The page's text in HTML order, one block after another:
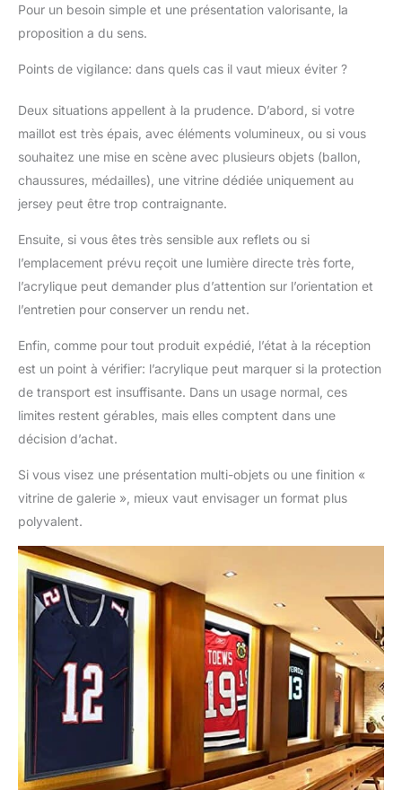
Pour un besoin simple et une présentation valorisante, la
proposition a du sens.
Points de vigilance: dans quels cas il vaut mieux éviter ?
Deux situations appellent à la prudence. D’abord, si votre
maillot est très épais, avec éléments volumineux, ou si vous
souhaitez une mise en scène avec plusieurs objets (ballon,
chaussures, médailles), une vitrine dédiée uniquement au
jersey peut être trop contraignante.
Ensuite, si vous êtes très sensible aux reflets ou si
l’emplacement prévu reçoit une lumière directe très forte,
l’acrylique peut demander plus d’attention sur l’orientation et
l’entretien pour conserver un rendu net.
Enfin, comme pour tout produit expédié, l’état à la réception
est un point à vérifier: l’acrylique peut marquer si la protection
de transport est insuffisante. Dans un usage normal, ces
limites restent gérables, mais elles comptent dans une
décision d’achat.
Si vous visez une présentation multi-objets ou une finition «
vitrine de galerie », mieux vaut envisager un format plus
polyvalent.